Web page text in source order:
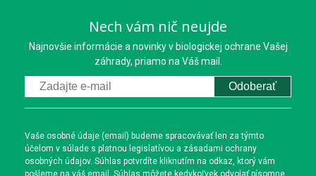
pokiaľ je to možné, aplikovať feromónové lapače alebo
pre insekticídnu ochranu vybraných druhov rastlín
efektívne a účinné riešenie
parazitických hlístic
Takýto prístup pomáha zachovať vysokú účinnosť prípravkov
aj do budúcnosti.
Nech vám nič neujde
Najnovšie informácie a novinky v biologickej ochrane Vašej
záhrady, priamo na Váš mail.
Odoberať
Vaše osobné údaje (email) budeme spracovávať len za týmto
účelom v súlade s platnou legislatívou a zásadami ochrany
osobných údajov. Súhlas potvrdíte kliknutím na odkaz, ktorý vám
pošleme na váš email. Súhlas môžete kedykoľvek odvolať písomne,